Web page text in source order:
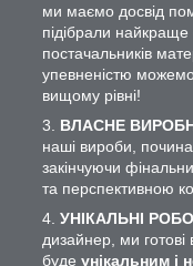
ми маємо досвід
підібрали
постачальників
упевненістю
вищому рівні!
ВЛАСНЕ
наші вироби,
закінчуючи
та перспективною
УНІКАЛЬНІ
дизайнер, ми готові
буде унікальним і